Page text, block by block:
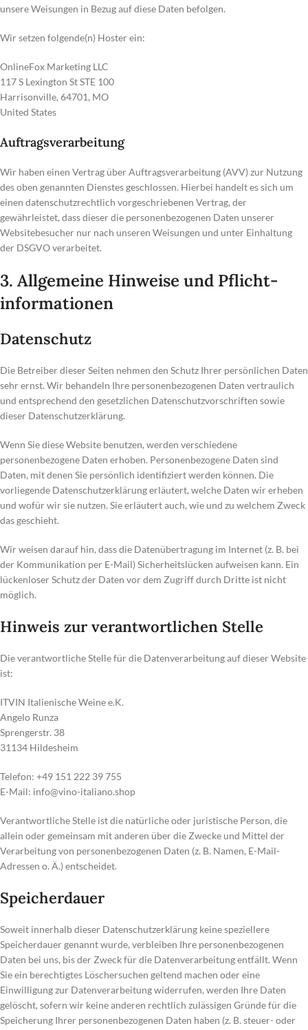
unsere Weisungen in Bezug auf diese Daten befolgen.
Wir setzen folgende(n) Hoster ein:
OnlineFox Marketing LLC
117 S Lexington St STE 100
Harrisonville, 64701, MO
United States
Auftragsverarbeitung
Wir haben einen Vertrag über Auftragsverarbeitung (AVV) zur Nutzung
des oben genannten Dienstes geschlossen. Hierbei handelt es sich um
einen datenschutzrechtlich vorgeschriebenen Vertrag, der
gewährleistet, dass dieser die personenbezogenen Daten unserer
Websitebesucher nur nach unseren Weisungen und unter Einhaltung
der DSGVO verarbeitet.
3. Allgemeine Hinweise und Pflicht­
informationen
Datenschutz
Die Betreiber dieser Seiten nehmen den Schutz Ihrer persönlichen Daten
sehr ernst. Wir behandeln Ihre personenbezogenen Daten vertraulich
und entsprechend den gesetzlichen Datenschutzvorschriften sowie
dieser Datenschutzerklärung.
Wenn Sie diese Website benutzen, werden verschiedene
personenbezogene Daten erhoben. Personenbezogene Daten sind
Daten, mit denen Sie persönlich identifiziert werden können. Die
vorliegende Datenschutzerklärung erläutert, welche Daten wir erheben
und wofür wir sie nutzen. Sie erläutert auch, wie und zu welchem Zweck
das geschieht.
Wir weisen darauf hin, dass die Datenübertragung im Internet (z. B. bei
der Kommunikation per E-Mail) Sicherheitslücken aufweisen kann. Ein
lückenloser Schutz der Daten vor dem Zugriff durch Dritte ist nicht
möglich.
Hinweis zur verantwortlichen Stelle
Die verantwortliche Stelle für die Datenverarbeitung auf dieser Website
ist:
ITVIN Italienische Weine e.K.
Angelo Runza
Sprengerstr. 38
31134 Hildesheim
Telefon: +49 151 222 39 755
E-Mail: info@vino-italiano.shop
Verantwortliche Stelle ist die natürliche oder juristische Person, die
allein oder gemeinsam mit anderen über die Zwecke und Mittel der
Verarbeitung von personenbezogenen Daten (z. B. Namen, E-Mail-
Adressen o. Ä.) entscheidet.
Speicherdauer
Soweit innerhalb dieser Datenschutzerklärung keine speziellere
Speicherdauer genannt wurde, verbleiben Ihre personenbezogenen
Daten bei uns, bis der Zweck für die Datenverarbeitung entfällt. Wenn
Sie ein berechtigtes Löschersuchen geltend machen oder eine
Einwilligung zur Datenverarbeitung widerrufen, werden Ihre Daten
gelöscht, sofern wir keine anderen rechtlich zulässigen Gründe für die
Speicherung Ihrer personenbezogenen Daten haben (z. B. steuer- oder